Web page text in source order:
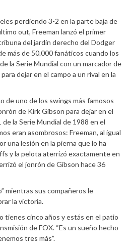
perdiendo 3-2 en la parte baja de
out, Freeman lanzó el primer
del jardín derecho del Dodger
más de 50.000 fanáticos cuando los
la Serie Mundial con un marcador de
dejar en el campo a un rival en la
de uno de los swings más famosos
de Kirk Gibson para dejar en el
la Serie Mundial de 1988 en el
eran asombrosos: Freeman, al igual
una lesión en la pierna que lo ha
y la pelota aterrizó exactamente en
el jonrón de Gibson hace 36
mientras sus compañeros le
la victoria.
tienes cinco años y estás en el patio
de FOX. “Es un sueño hecho
tres más”.